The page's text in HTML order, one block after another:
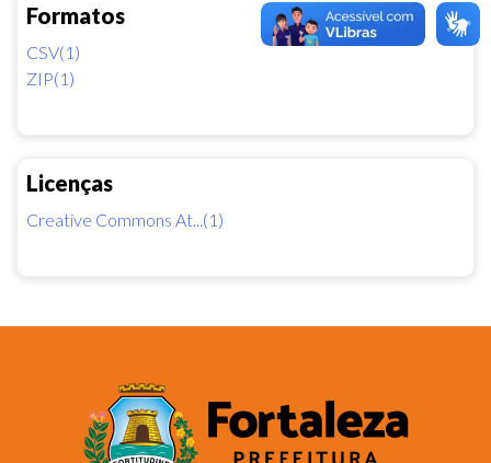
Formatos
CSV(1)
ZIP(1)
Licenças
Creative Commons At...(1)